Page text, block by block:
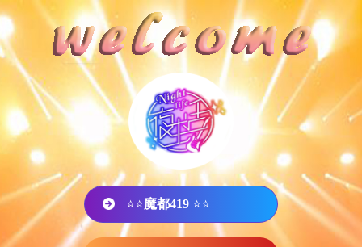
⭐⭐魔都419 ⭐⭐